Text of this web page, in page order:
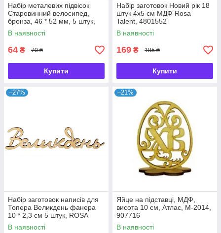
Набір металевих підвісок
Старовинний велосипед,
бронза, 46 * 52 мм, 5 штук,
ScrapBerry 's, 25013708
В наявності
64 ₴ 70 ₴
Купити
Набір заготовок Новий рік 18
штук 4х5 см МДФ Rosa
Talent, 4801552
В наявності
169 ₴ 185 ₴
Купити
–27%
Набір заготовок написів для
Топера Великдень фанера
10 * 2,3 см 5 штук, ROSA
Talent, 2806063
В наявності
–21%
Яйце на підставці, МДФ,
висота 10 см, Атлас, М-2014,
907716
В наявності